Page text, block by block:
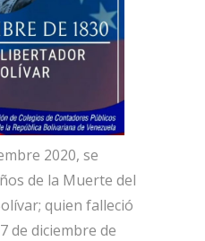
2020, se
de la Muerte del
quien falleció
de diciembre de